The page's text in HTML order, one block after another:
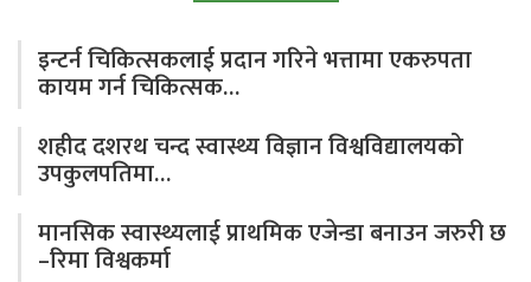
इन्टर्न चिकित्सकलाई प्रदान गरिने भत्तामा एकरुपता
कायम गर्न चिकित्सक…
शहीद दशरथ चन्द स्वास्थ्य विज्ञान विश्वविद्यालयको
उपकुलपतिमा…
मानसिक स्वास्थ्यलाई प्राथमिक एजेन्डा बनाउन जरुरी छ
–रिमा विश्वकर्मा